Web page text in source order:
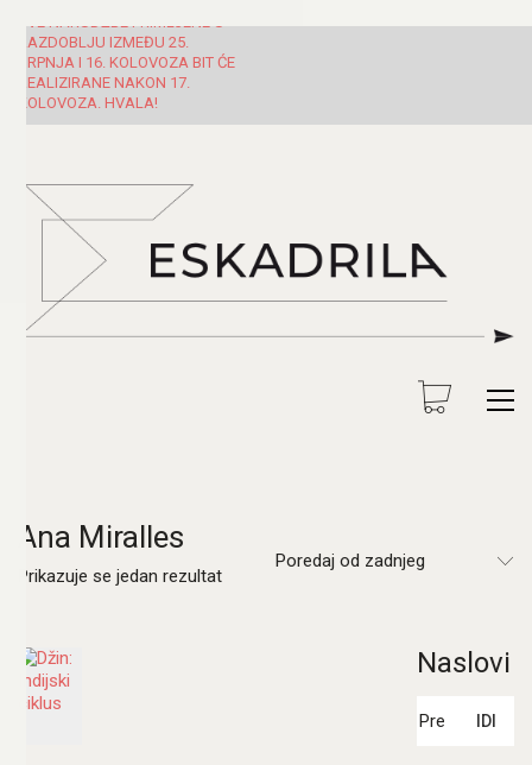
SVE NARUDŽBE PRIMLJENE U
RAZDOBLJU IZMEĐU 25.
SRPNJA I 16. KOLOVOZA BIT ĆE
REALIZIRANE NAKON 17.
KOLOVOZA. HVALA!
Ana Miralles
Prikazuje se jedan rezultat
Poredaj od zadnjeg
Naslovi
IDI